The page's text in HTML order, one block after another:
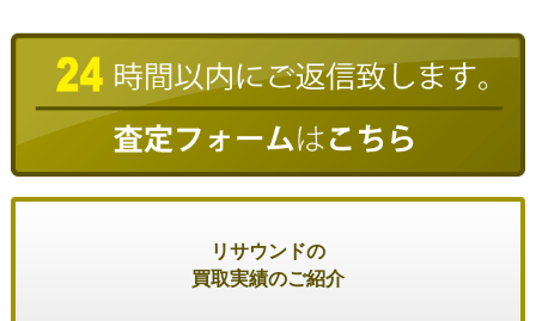
リサウンドの
買取実績のご紹介